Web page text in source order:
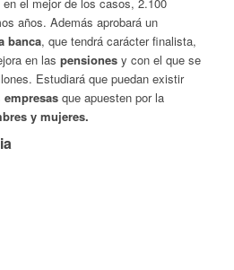
años. Además aprobará un
banca, que tendrá carácter finalista,
en las pensionesy con el que se
Estudiará que puedan existir
empresasque apuesten por la
y mujeres.